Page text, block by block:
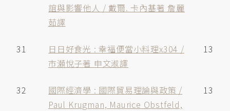
誼與影響他人 / 戴爾. 卡內基著 詹麗
茹譯
31
日日好食光 : 幸福便當小料理x304 /
市瀬悅子著 申文淑譯
13
32
國際經濟學 : 國際貿易理論與政策 /
Paul Krugman, Maurice Obstfeld,
13